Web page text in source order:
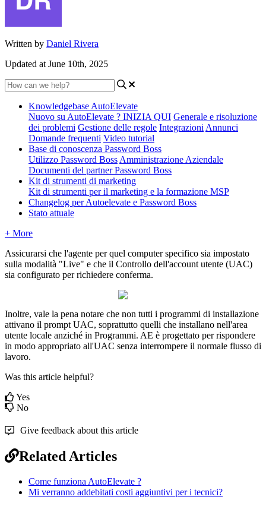
Written by Daniel Rivera
Updated at June 10th, 2025
Knowledgebase AutoElevate
Nuovo su AutoElevate ? INIZIA QUI Generale e risoluzione
dei problemi Gestione delle regole Integrazioni Annunci
Domande frequenti Video tutorial
Base di conoscenza Password Boss
Utilizzo Password Boss Amministrazione Aziendale
Documenti del partner Password Boss
Kit di strumenti di marketing
Kit di strumenti per il marketing e la formazione MSP
Changelog per Autoelevate e Password Boss
Stato attuale
+ More
Assicurarsi che l'agente per quel computer specifico sia impostato
sulla modalità "Live" e che il Controllo dell'account utente (UAC)
sia configurato per richiedere conferma.
Inoltre, vale la pena notare che non tutti i programmi di installazione
attivano il prompt UAC, soprattutto quelli che installano nell'area
utente locale anziché in Programmi. AE è progettato per rispondere
in modo appropriato all'UAC senza interrompere il normale flusso di
lavoro.
Was this article helpful?
Yes
No
Give feedback about this article
Related Articles
Come funziona AutoElevate ?
Mi verranno addebitati costi aggiuntivi per i tecnici?